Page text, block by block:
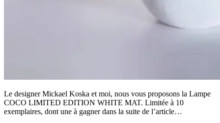
Le designer Mickael Koska et moi, nous vous proposons la Lampe
COCO LIMITED EDITION WHITE MAT. Limitée à 10
exemplaires, dont une à gagner dans la suite de l’article…